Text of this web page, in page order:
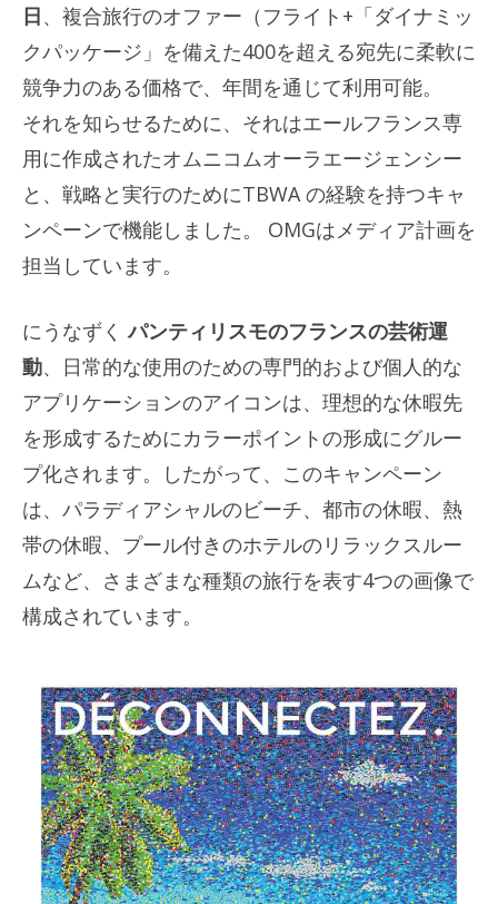
日、複合旅行のオファー（フライト+「ダイナミッ
クパッケージ」を備えた400を超える宛先に柔軟に
競争力のある価格で、年間を通じて利用可能。
それを知らせるために、それはエールフランス専
用に作成されたオムニコムオーラエージェンシー
と、戦略と実行のためにTBWA の経験を持つキャ
ンペーンで機能しました。 OMGはメディア計画を
担当しています。
にうなずくパンティリスモのフランスの芸術運
動、日常的な使用のための専門的および個人的な
アプリケーションのアイコンは、理想的な休暇先
を形成するためにカラーポイントの形成にグルー
プ化されます。したがって、このキャンペーン
は、パラディアシャルのビーチ、都市の休暇、熱
帯の休暇、プール付きのホテルのリラックスルー
ムなど、さまざまな種類の旅行を表す4つの画像で
構成されています。